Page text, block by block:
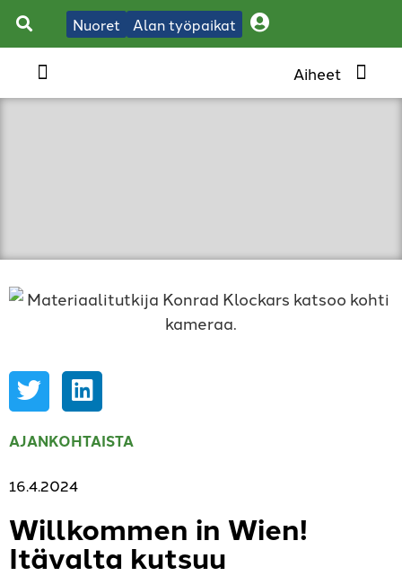
Nuoret Alan työpaikat
AJANKOHTAISTA
16.4.2024
Willkommen in Wien!
Itävalta kutsuu